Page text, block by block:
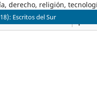
derecho, religión,
Escritos del Sur